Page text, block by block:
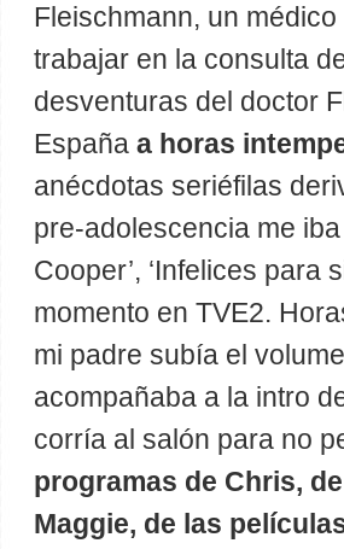
Fleischmann, un
trabajar en la consulta
desventuras del doctor
España a horas
anécdotas seriéfilas
pre-adolescencia me
Cooper’, ‘Infelices para
momento en TVE2.
mi padre subía el
acompañaba a la intro
corría al salón para no
programas de Chris,
Maggie, de las